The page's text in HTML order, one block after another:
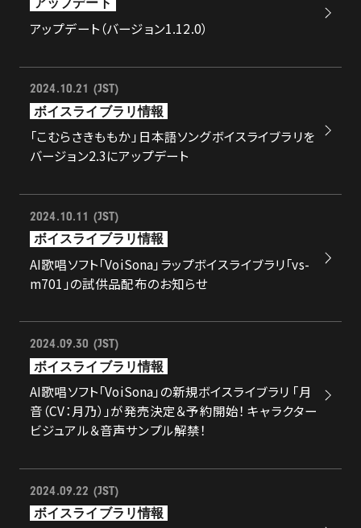
アップデート
アップデート（バージョン1.12.0）
2024.10.21 (JST)
ボイスライブラリ情報
「こむらさきももか」日本語ソングボイスライブラリを
バージョン2.3にアップデート
2024.10.11 (JST)
ボイスライブラリ情報
AI歌唱ソフト「VoiSona」ラップボイスライブラリ「vs-
m701」の試供品配布のお知らせ
2024.09.30 (JST)
ボイスライブラリ情報
AI歌唱ソフト「VoiSona」の新規ボイスライブラリ 「月
音（CV：月乃）」が発売決定＆予約開始！ キャラクター
ビジュアル＆音声サンプル解禁！
2024.09.22 (JST)
ボイスライブラリ情報